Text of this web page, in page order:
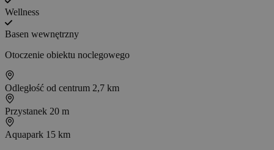
Wellness
Basen wewnętrzny
Otoczenie obiektu noclegowego
Odległość od centrum 2,7 km
Przystanek 20 m
Aquapark 15 km